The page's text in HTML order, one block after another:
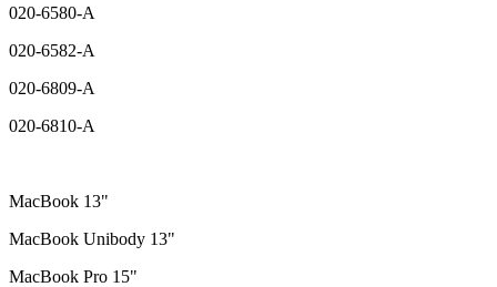
020-6580-A
020-6582-A
020-6809-A
020-6810-A
MacBook 13"
MacBook Unibody 13"
MacBook Pro 15"